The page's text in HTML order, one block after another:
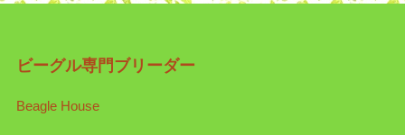
ビーグル専門ブリーダー
Beagle House